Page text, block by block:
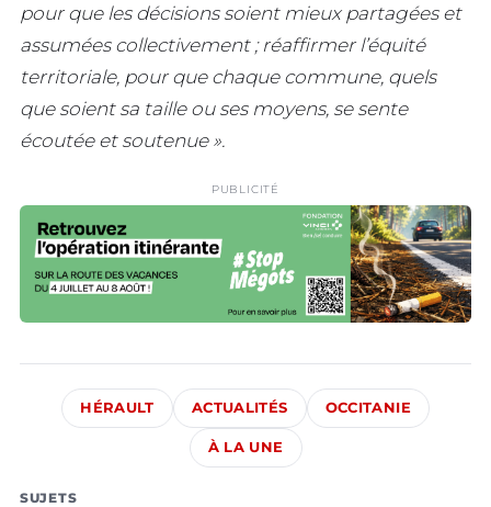
pour que les décisions soient mieux partagées et
assumées collectivement ; réaffirmer l’équité
territoriale, pour que chaque commune, quels
que soient sa taille ou ses moyens, se sente
écoutée et soutenue ».
PUBLICITÉ
HÉRAULT ACTUALITÉS OCCITANIE
À LA UNE
SUJETS